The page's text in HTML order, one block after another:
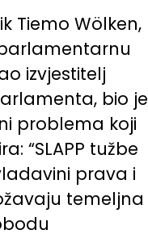
Tiemo Wölken,
izvjestitelj
bio je
problema koji
“SLAPP tužbe
prava i
temeljna